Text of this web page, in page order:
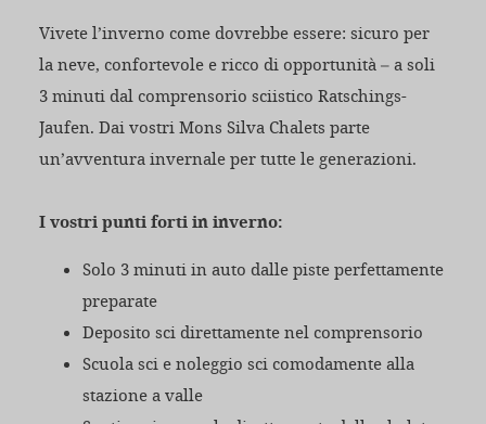
Vivete l’inverno come dovrebbe essere: sicuro per
la neve, confortevole e ricco di opportunità – a soli
3 minuti dal comprensorio sciistico Ratschings-
Jaufen. Dai vostri Mons Silva Chalets parte
un’avventura invernale per tutte le generazioni.
I vostri punti forti in inverno:
Solo 3 minuti in auto dalle piste perfettamente
preparate
Deposito sci direttamente nel comprensorio
Scuola sci e noleggio sci comodamente alla
stazione a valle